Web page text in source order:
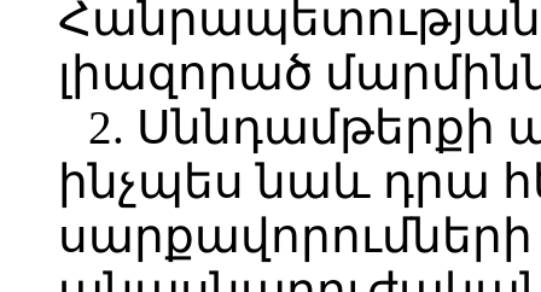
Հանրապետության
լիազորած
2. Սննդամթերքի
ինչպես նաև դրա